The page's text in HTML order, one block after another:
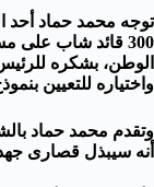
توجه محمد حماد أحد
300 قائد شاب على
الوطن، بشكره
واختياره للتعيين
وتقدم محمد حماد
أنه سيبذل قصارى